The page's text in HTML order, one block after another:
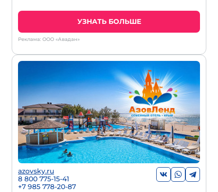
УЗНАТЬ БОЛЬШЕ
Реклама: ООО «Авадан»
azovsky.ru
8 800 775-15-41
+7 985 778-20-87